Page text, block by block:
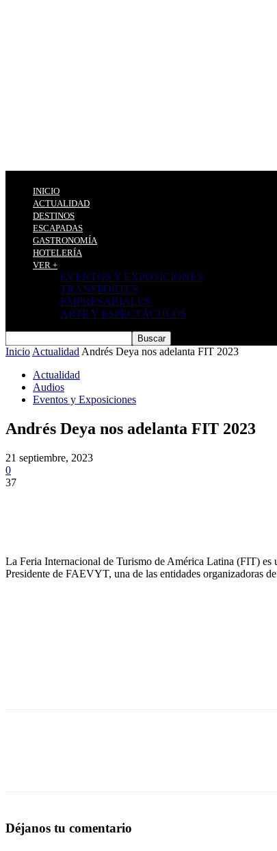
INICIO
ACTUALIDAD
DESTINOS
ESCAPADAS
GASTRONOMÍA
HOTELERÍA
VER +
EVENTOS Y EXPOSICIONES
TRANSPORTES
EMPRESARIALES
ARTE Y ESPECTÁCULOS
Inicio Actualidad Andrés Deya nos adelanta FIT 2023
Actualidad
Audios
Eventos y Exposiciones
Andrés Deya nos adelanta FIT 2023
21 septiembre, 2023
0
37
La Feria Internacional de Turismo de América Latina (FIT) es
Presidente de FAEVYT, una de las entidades organizadoras
Déjanos tu comentario